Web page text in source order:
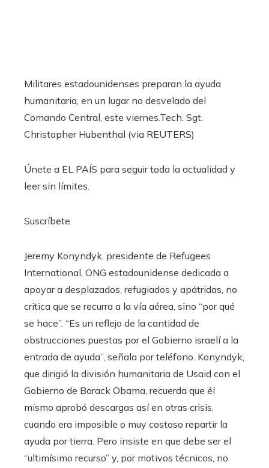
Militares estadounidenses preparan la ayuda
humanitaria, en un lugar no desvelado del
Comando Central, este viernes.Tech. Sgt.
Christopher Hubenthal (via REUTERS)
Únete a EL PAÍS para seguir toda la actualidad y
leer sin límites.
Suscríbete
Jeremy Konyndyk, presidente de Refugees
International, ONG estadounidense dedicada a
apoyar a desplazados, refugiados y apátridas, no
critica que se recurra a la vía aérea, sino “por qué
se hace”. “Es un reflejo de la cantidad de
obstrucciones puestas por el Gobierno israelí a la
entrada de ayuda”, señala por teléfono. Konyndyk,
que dirigió la división humanitaria de Usaid con el
Gobierno de Barack Obama, recuerda que él
mismo aprobó descargas así en otras crisis,
cuando era imposible o muy costoso repartir la
ayuda por tierra. Pero insiste en que debe ser el
“ultimísimo recurso” y, por motivos técnicos, no